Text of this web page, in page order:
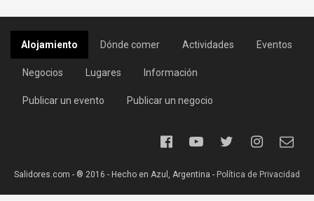
Alojamiento Dónde comer Actividades Eventos
Negocios Lugares Información
Publicar un evento Publicar un negocio
Salidores.com - ® 2016 - Hecho en Azul, Argentina - Política de Privacidad